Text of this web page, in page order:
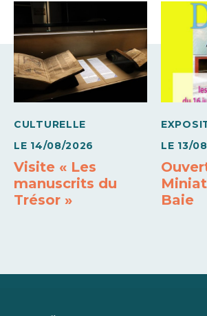
CULTURELLE
LE 14/08/2026
Visite « Les
manuscrits du
Trésor »
LE 13/
Baie